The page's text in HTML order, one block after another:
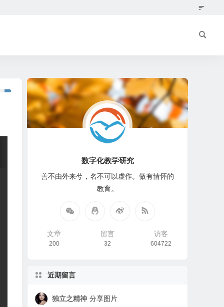
数字化教学研究
善不由外来兮，名不可以虚作。做有情怀的
教育。
文章
200
留言
32
访客
604722
近期留言
独立之精神 分享图片